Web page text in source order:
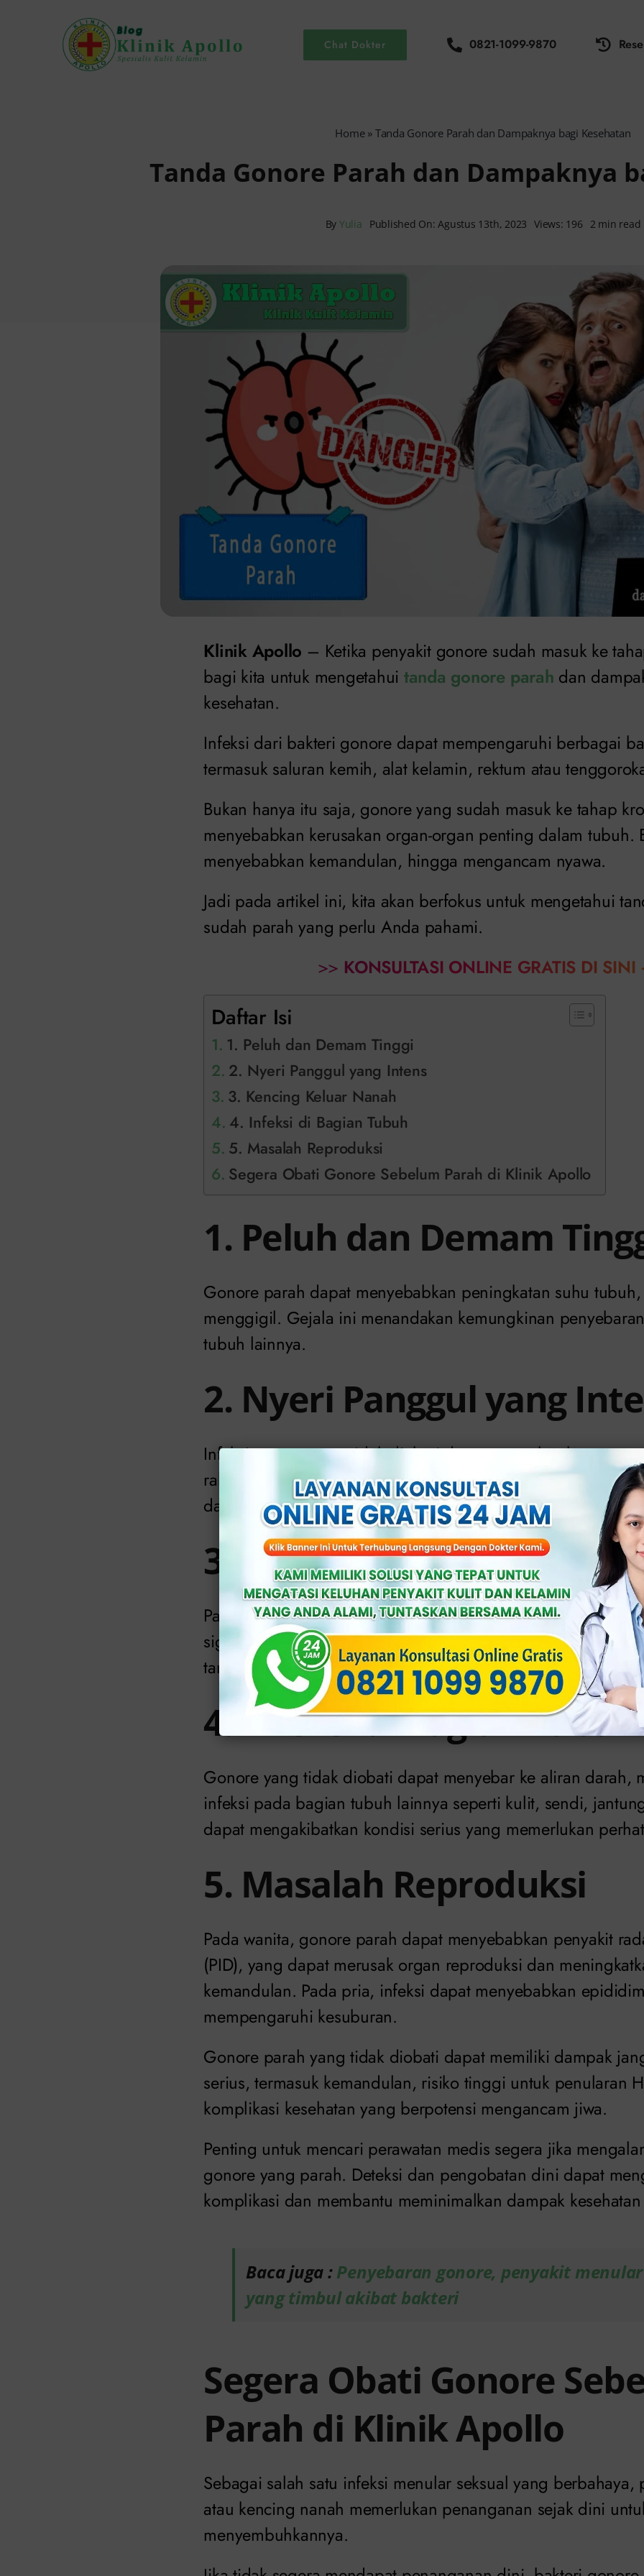
Chat Dokter 0821-1099-9870
Home» Tanda Gonore Parah dan Dampaknya bagi Kesehatan
Tanda Gonore Parah dan Dampaknya
By Yulia Published On: Agustus 13th, 2023 Views: 196 2 min read
Klinik Apollo – Ketika penyakit gonore sudah masuk ke
bagi kita untuk mengetahui tanda gonore parah dan
kesehatan.
Infeksi dari bakteri gonore dapat mempengaruhi berbagai
termasuk saluran kemih, alat kelamin, rektum atau
Bukan hanya itu saja, gonore yang sudah masuk ke tahap
menyebabkan kerusakan organ-organ penting dalam tubuh.
menyebabkan kemandulan, hingga mengancam nyawa.
Jadi pada artikel ini, kita akan berfokus untuk mengetahui
sudah parah yang perlu Anda pahami.
>> KONSULTASI ONLINE GRATIS DI SINI
Daftar Isi
1. Peluh dan Demam Tinggi
2. Nyeri Panggul yang Intens
3. Kencing Keluar Nanah
4. Infeksi di Bagian Tubuh
5. Masalah Reproduksi
Segera Obati Gonore Sebelum Parah di Klinik Apollo
1. Peluh dan Demam
Gonore parah dapat menyebabkan peningkatan suhu
menggigil. Gejala ini menandakan kemungkinan
tubuh lainnya.
2. Nyeri Panggul yang
Infeksi gonore yang tidak diobati dapat menyebar ke organ
rahim atau tuba falopi pada wanita, menyebabkan nyeri
dan bahkan meningkatkan risiko kehamilan ektopik.
3. Kencing Keluar Nanah
Pada tahap parah, gonore dapat menyebabkan masalah
signifikan, termasuk nyeri dan keluarnya nanah dari uretra.
tanda infeksi yang telah menyebar ke saluran kemih.
4. Infeksi di Bagian Tubuh
Gonore yang tidak diobati dapat menyebar ke aliran darah,
infeksi pada bagian tubuh lainnya seperti kulit, sendi,
dapat mengakibatkan kondisi serius yang memerlukan
5. Masalah Reproduksi
Pada wanita, gonore parah dapat menyebabkan penyakit
(PID), yang dapat merusak organ reproduksi dan
kemandulan. Pada pria, infeksi dapat menyebabkan
mempengaruhi kesuburan.
Gonore parah yang tidak diobati dapat memiliki dampak
serius, termasuk kemandulan, risiko tinggi untuk penularan
komplikasi kesehatan yang berpotensi mengancam jiwa.
Penting untuk mencari perawatan medis segera jika
gonore yang parah. Deteksi dan pengobatan dini dapat
komplikasi dan membantu meminimalkan dampak
Baca juga :Penyebaran gonore, penyakit
yang timbul akibat bakteri
Segera Obati Gonore
Parah di Klinik Apollo
Sebagai salah satu infeksi menular seksual yang berbahaya,
atau kencing nanah memerlukan penanganan sejak dini
menyembuhkannya.